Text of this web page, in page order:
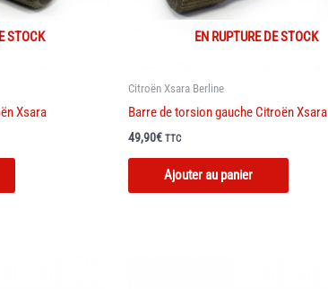
STOCK
Xsara
Ce
EN RUPTURE DE STOCK
Citroën Xsara Berline
Barre de torsion gauche Citroën Xsara
49,90€ TTC
Ajouter au panier
Ce